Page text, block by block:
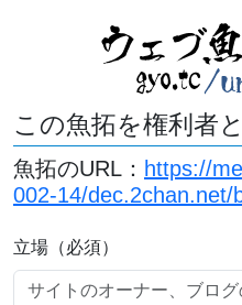
この魚拓を権利者
魚拓のURL： https://
002-14/dec.2chan.net/
立場（必須）